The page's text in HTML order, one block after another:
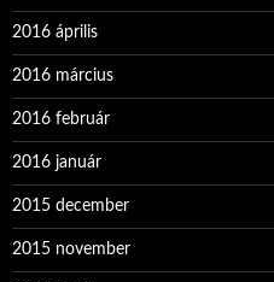
2016 április
2016 március
2016 február
2016 január
2015 december
2015 november